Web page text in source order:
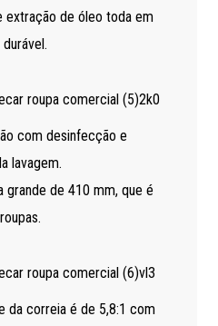
extração de óleo toda em
com desinfecção e
lavagem.
grande de 410 mm, que é
da correia é de 5,8:1 com